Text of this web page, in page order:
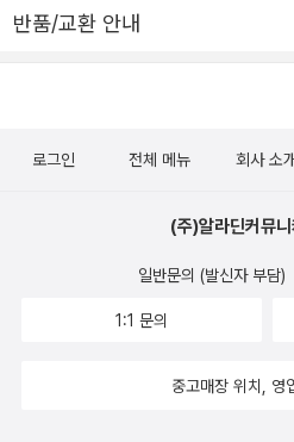
반품/교환 안내
로그인 전체 메뉴 회사 소개
(주)알라딘커뮤
일반문의 (발신자 부담)
1:1 문의
중고매장 위치, 영